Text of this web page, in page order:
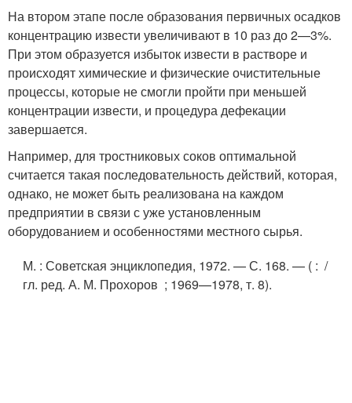
На втором этапе после образования первичных осадков
концентрацию извести увеличивают в 10 раз до 2—3%.
При этом образуется избыток извести в растворе и
происходят химические и физические очистительные
процессы, которые не смогли пройти при меньшей
концентрации извести, и процедура дефекации
завершается.
Например, для тростниковых соков оптимальной
считается такая последовательность действий, которая,
однако, не может быть реализована на каждом
предприятии в связи с уже установленным
оборудованием и особенностями местного сырья.
М. : Советская энциклопедия, 1972. — С. 168. — ( : /
гл. ред. А. М. Прохоров ; 1969—1978, т. 8).